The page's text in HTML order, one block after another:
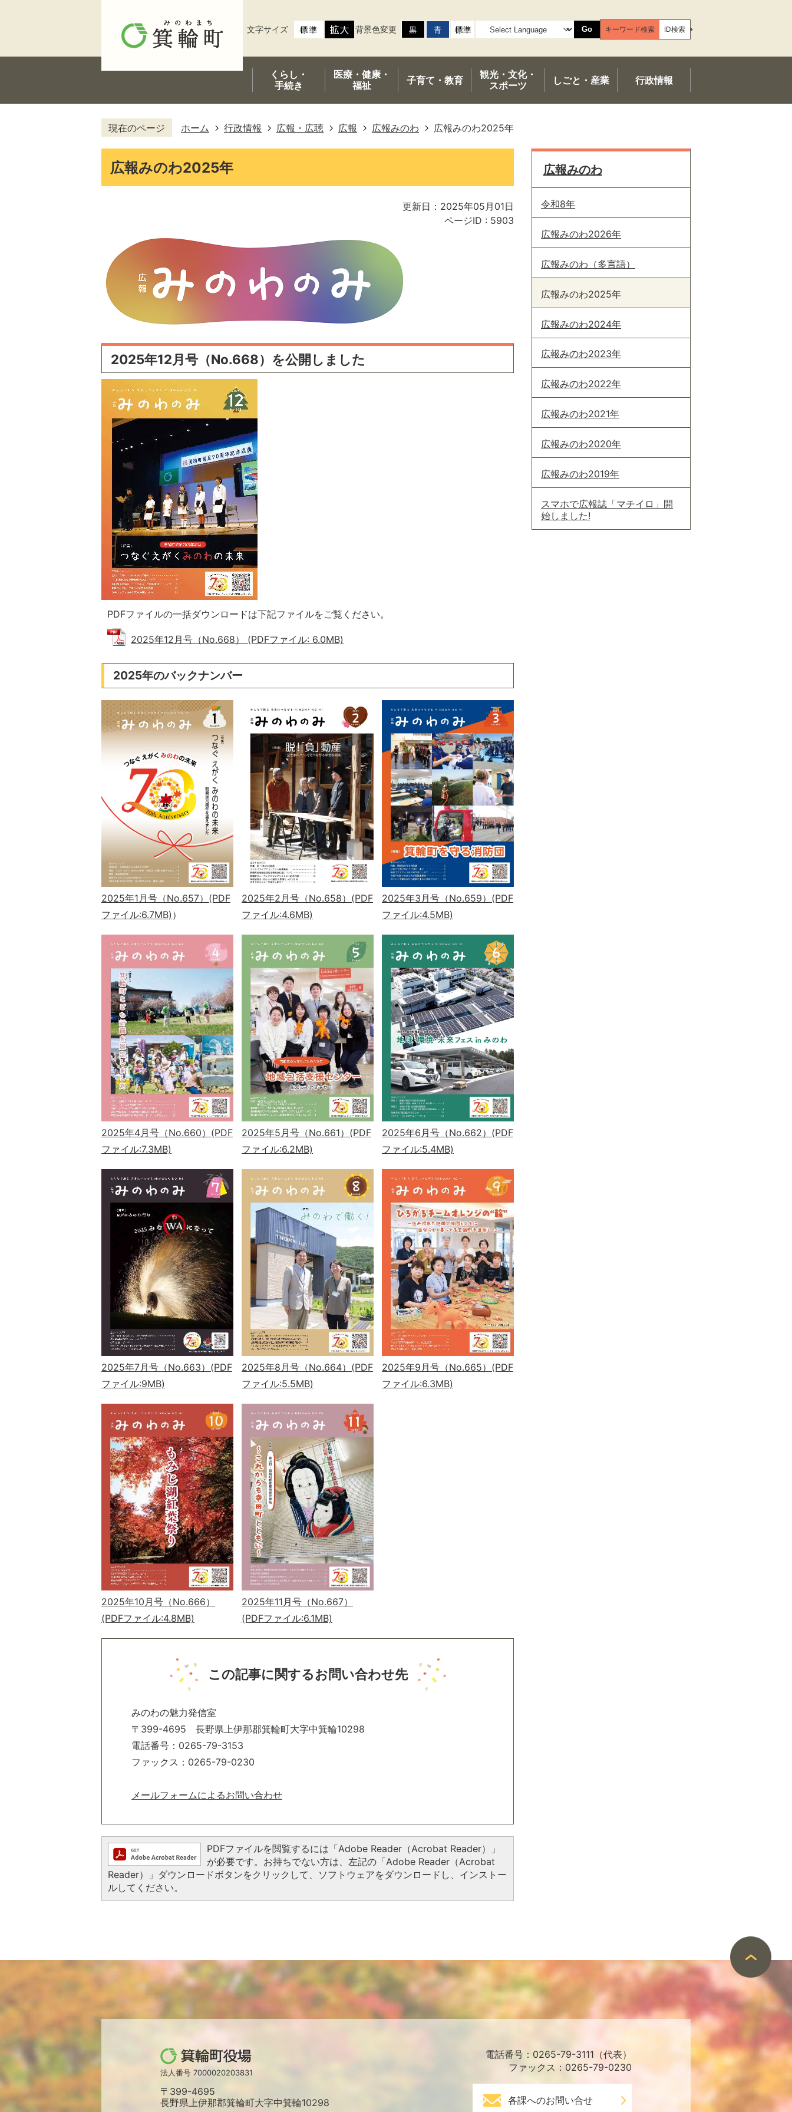
文字サイズ 背景色変更 Go キーワード検索 ID検索
くらし・
手続き
医療・健康・
福祉
子育て・ 教育
観光・文化・
スポーツ
しごと・産業 行政情報
現在のページ ホーム 行政情報 広報・広聴 広報 広報みのわ 広報みのわ2025年
広報みのわ2025年
更新日：2025年05月01日
ページID : 5903
2025年12月号（No.668）を公開しました
PDFファイルの一括ダウンロードは下記ファイルをご覧ください。
2025年12月号（No.668） (PDFファイル: 6.0MB)
2025年のバックナンバー
2025年1月号（No.657）(PDF
ファイル:6.7MB) ）
2025年2月号（No.658）(PDF
ファイル:4.6MB)
2025年3月号（No.659）(PDF
ファイル:4.5MB)
2025年4月号（No.660）(PDF
ファイル:7.3MB)
2025年5月号（No.661）(PDF
ファイル:6.2MB)
2025年6月号（No.662）(PDF
ファイル:5.4MB)
2025年7月号（No.663）(PDF
ファイル:9MB)
2025年8月号（No.664）(PDF
ファイル:5.5MB)
2025年9月号（No.665）(PDF
ファイル:6.3MB)
2025年10月号（No.666）
(PDFファイル:4.8MB)
2025年11月号（No.667）
(PDFファイル:6.1MB)
この記事に関するお問い合わせ先
みのわの魅力発信室
〒399-4695 長野県上伊那郡箕輪町大字中箕輪10298
電話番号：0265-79-3153
ファックス：0265-79-0230
メールフォームによるお問い合わせ
PDFファイルを閲覧するには「Adobe Reader（Acrobat Reader）」
が必要です。お持ちでない方は、左記の「Adobe Reader（Acrobat
Reader）」ダウンロードボタンをクリックして、ソフトウェアをダウンロードし、インストー
ルしてください。
広報みのわ
令和8年
広報みのわ2026年
広報みのわ（多言語）
広報みのわ2025年
広報みのわ2024年
広報みのわ2023年
広報みのわ2022年
広報みのわ2021年
広報みのわ2020年
広報みのわ2019年
スマホで広報誌「マチイロ」開
始しました!
箕
輪
町
役
場
法人番号 7000020203831
〒399-4695
長野県上伊那郡箕輪町大字中箕輪10298
電話番号：0265-79-3111（代表）
ファックス：0265-79-0230
各課へのお問い合せ